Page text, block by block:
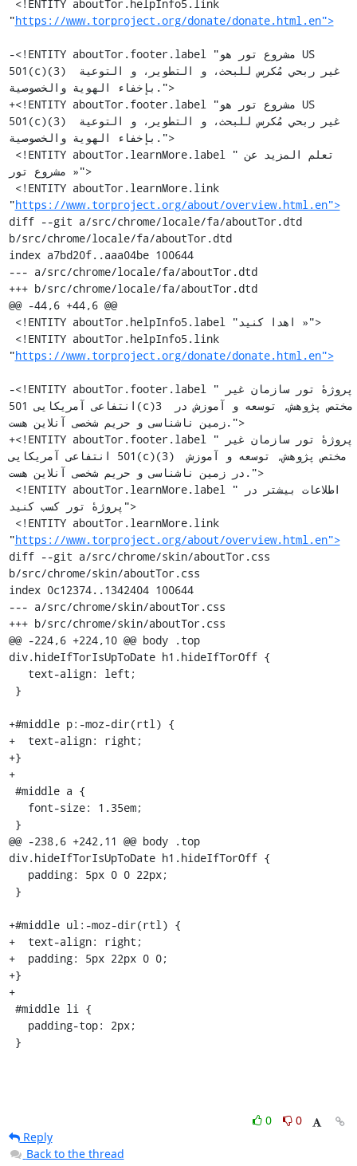
"https://www.torproject.org/donate/donate.html.en">
-<!ENTITY aboutTor.footer.label "مشروع تور هو US
501(c)(3) غير ربحي مُكرس للبحث، و التطوير، و التوعية
بإخفاء الهوية والخصوصية.">
+<!ENTITY aboutTor.footer.label "مشروع تور هو ‭US
501(c)(3)‬ غير ربحي مُكرس للبحث، و التطوير، و التوعية
بإخفاء الهوية والخصوصية.">
مشروع تور »">
"https://www.torproject.org/about/overview.html.en">
diff --git a/src/chrome/locale/fa/aboutTor.dtd
b/src/chrome/locale/fa/aboutTor.dtd
index a7bd20f..aaa04be 100644
--- a/src/chrome/locale/fa/aboutTor.dtd
+++ b/src/chrome/locale/fa/aboutTor.dtd
@@ -44,6 +44,6 @@
"https://www.torproject.org/donate/donate.html.en">
-<!ENTITY aboutTor.footer.label "پروژهٔ تور سازمان غیر
انتفاعی آمریکایی 501(c)3 مختص پژوهش, توسعه و آموزش در
زمین ناشناسی و حریم شخصی آنلاين هست.">
+<!ENTITY aboutTor.footer.label "پروژهٔ تور سازمان غیر
انتفاعی آمریکایی ‭501(c)(3)‬ مختص پژوهش, توسعه و آموزش
در زمین ناشناسی و حریم شخصی آنلاين هست.">
پروژهٔ تور كسب كنيد">
"https://www.torproject.org/about/overview.html.en">
diff --git a/src/chrome/skin/aboutTor.css
b/src/chrome/skin/aboutTor.css
index 0c12374..1342404 100644
--- a/src/chrome/skin/aboutTor.css
+++ b/src/chrome/skin/aboutTor.css
@@ -224,6 +224,10 @@ body .top
div.hideIfTorIsUpToDate h1.hideIfTorOff {
+#middle p:-moz-dir(rtl) {
+  text-align: right;
+}
+
@@ -238,6 +242,11 @@ body .top
div.hideIfTorIsUpToDate h1.hideIfTorOff {
+#middle ul:-moz-dir(rtl) {
+  text-align: right;
+  padding: 5px 22px 0 0;
+}
+
}
0
0
Reply
Back to the thread